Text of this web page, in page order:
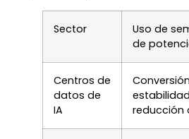
Sector
Uso de
de
Centros de
datos de
IA
reducción